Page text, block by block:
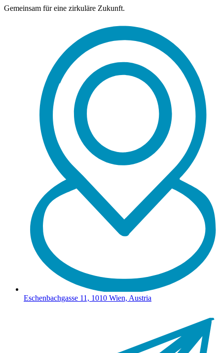
Gemeinsam für eine zirkuläre Zukunft.
Eschenbachgasse 11, 1010 Wien, Austria